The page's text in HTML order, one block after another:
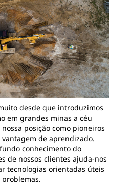
desde que introduzimos
em grandes minas a céu
posição como pioneiros
de aprendizado.
conhecimento do
de nossos clientes ajuda-nos
tecnologias orientadas úteis
problemas.